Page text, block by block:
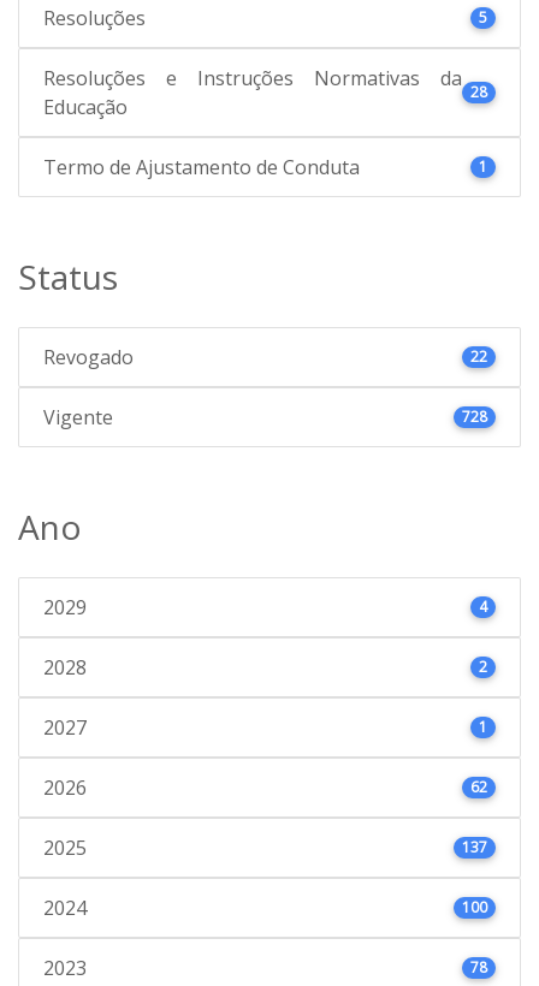
Resoluções 5
Resoluções e Instruções Normativas da
Educação
28
Termo de Ajustamento de Conduta 1
Status
Revogado 22
Vigente 728
Ano
2029 4
2028 2
2027 1
2026 62
2025 137
2024 100
2023 78